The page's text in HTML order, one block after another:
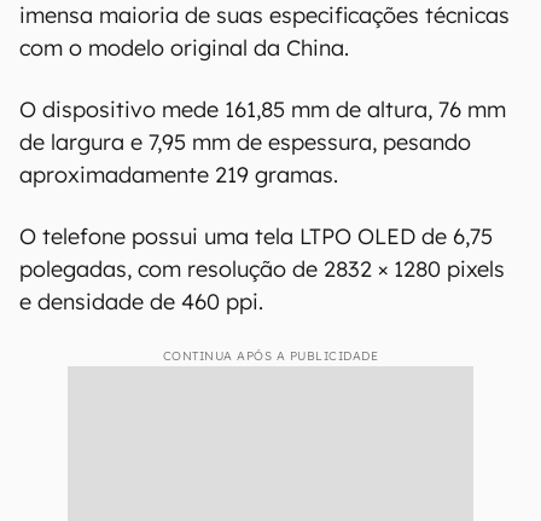
imensa maioria de suas especificações técnicas
com o modelo original da China.
O dispositivo mede 161,85 mm de altura, 76 mm
de largura e 7,95 mm de espessura, pesando
aproximadamente 219 gramas.
O telefone possui uma tela LTPO OLED de 6,75
polegadas, com resolução de 2832 × 1280 pixels
e densidade de 460 ppi.
CONTINUA APÓS A PUBLICIDADE